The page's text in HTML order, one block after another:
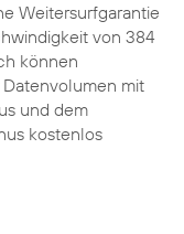
Weitersurfgarantie
von 384
können
mit
und dem
kostenlos